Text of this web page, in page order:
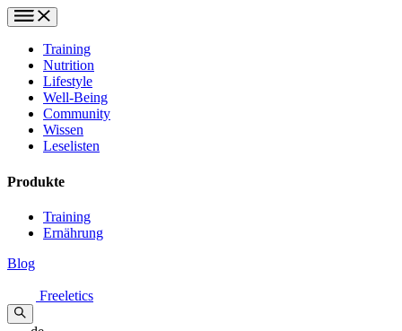
Training
Nutrition
Lifestyle
Well-Being
Community
Wissen
Leselisten
Produkte
Training
Ernährung
Blog
Freeletics